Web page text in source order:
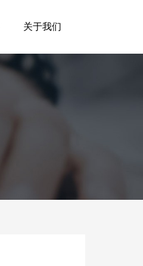
关于我们